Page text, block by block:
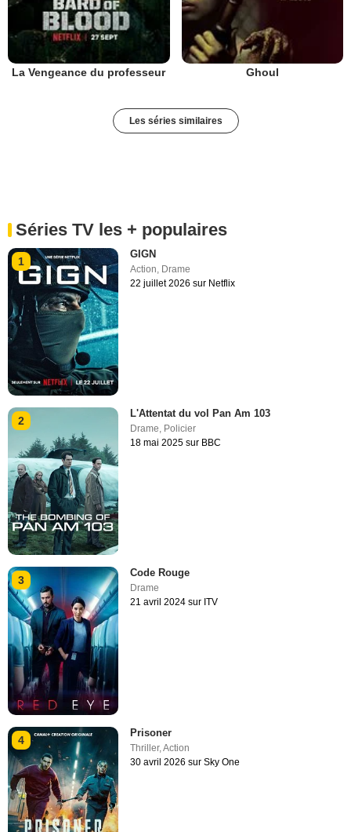
La Vengeance du professeur Ghoul
Les séries similaires
Séries TV les + populaires
1
GIGN
Action, Drame
22 juillet 2026 sur Netflix
2
L'Attentat du vol Pan Am 103
Drame, Policier
18 mai 2025 sur BBC
3
Code Rouge
Drame
21 avril 2024 sur ITV
4
Prisoner
Thriller,Action
30 avril 2026 sur Sky One